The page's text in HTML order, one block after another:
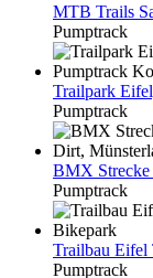
MTB Trails
Pumptrack
Trailpark
Pumptrack
BMX
Pumptrack
Trailbau Eifel
Pumptrack